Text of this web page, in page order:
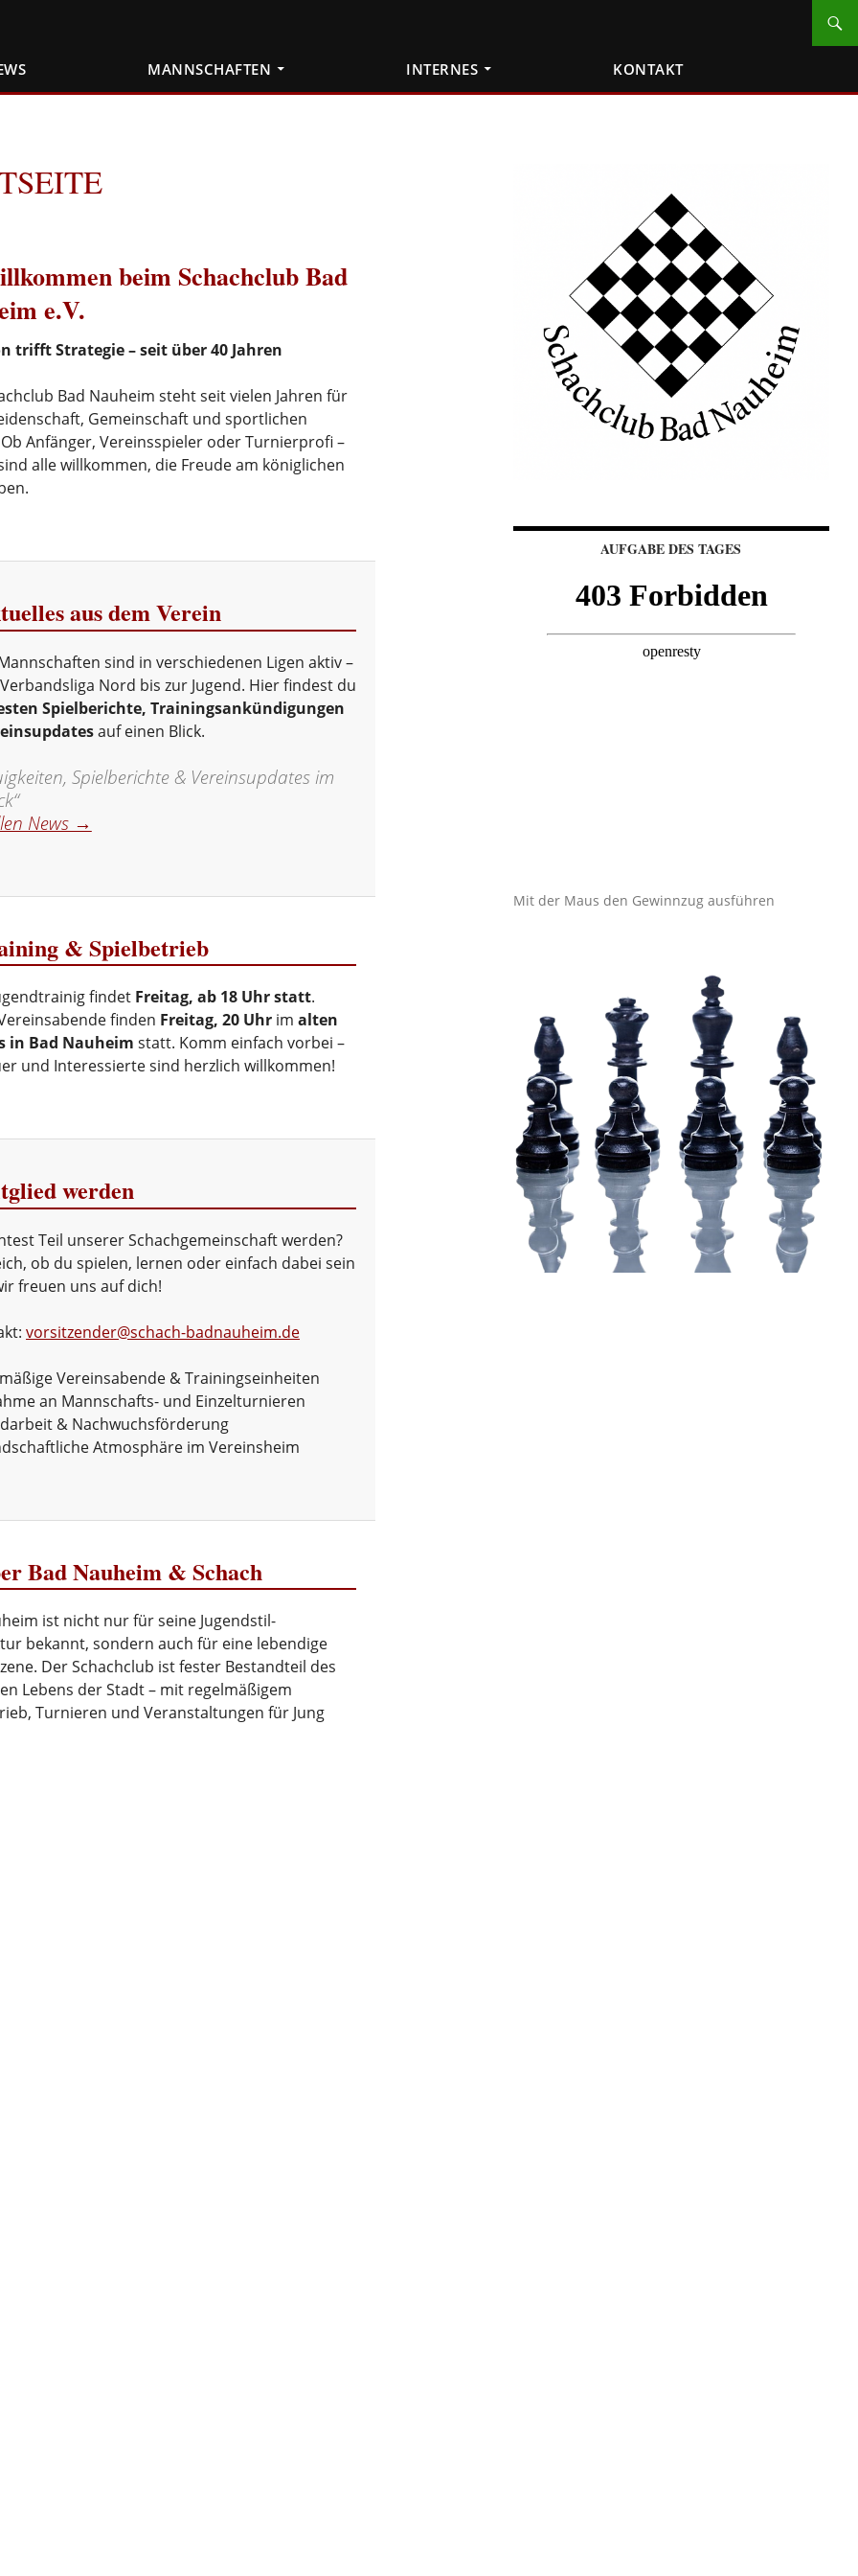
MANNSCHAFTEN INTERNES KONTAKT
beim Schachclub Bad
e.V.
trifft Strategie – seit über 40 Jahren
Bad Nauheim steht seit vielen Jahren für
Gemeinschaft und sportlichen
Ob Anfänger, Vereinsspieler oder Turnierprofi –
alle willkommen, die Freude am königlichen
aus dem Verein
sind in verschiedenen Ligen aktiv –
Nord bis zur Jugend. Hier findest du
Spielberichte, Trainingsankündigungen
auf einen Blick.
Spielberichte & Vereinsupdates im
News →
& Spielbetrieb
findet Freitag, ab 18 Uhr statt.
finden Freitag, 20 Uhrim alten
in Bad Nauheim statt. Komm einfach vorbei –
und Interessierte sind herzlich willkommen!
werden
Teil unserer Schachgemeinschaft werden?
ob du spielen, lernen oder einfach dabei sein
freuen uns auf dich!
vorsitzender@schach-badnauheim.de
Vereinsabende & Trainingseinheiten
an Mannschafts- und Einzelturnieren
& Nachwuchsförderung
Atmosphäre im Vereinsheim
Bad Nauheim & Schach
ist nicht nur für seine Jugendstil-
bekannt, sondern auch für eine lebendige
Der Schachclub ist fester Bestandteil des
Lebens der Stadt – mit regelmäßigem
Turnieren und Veranstaltungen für Jung
AUFGABE DES TAGES
Mit der Maus den Gewinnzug ausführen